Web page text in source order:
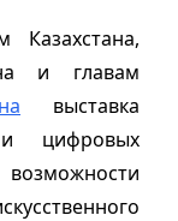
и главам
выставка
и цифровых